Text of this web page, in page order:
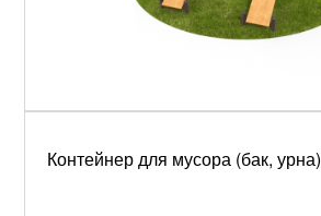
Контейнер для мусора (бак, урна)